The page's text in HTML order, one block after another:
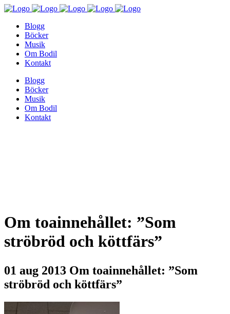
Blogg
Böcker
Musik
Om Bodil
Kontakt
Blogg
Böcker
Musik
Om Bodil
Kontakt
Om toainnehållet: ”Som
ströbröd och köttfärs”
01 aug 2013 Om toainnehållet: ”Som
ströbröd och köttfärs”